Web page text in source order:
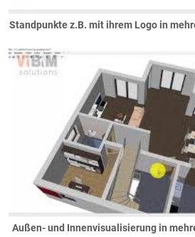
Standpunkte z.B. mit ihrem Logo in
Außen- und Innenvisualisierung in